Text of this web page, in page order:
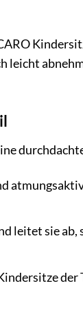
leicht
leitet sie ab,